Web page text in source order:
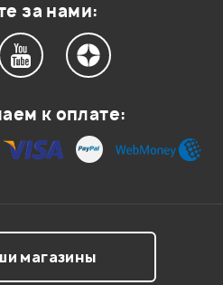
В корзину
за нами:
к оплате:
магазины